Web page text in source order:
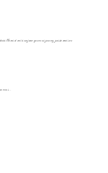
blancs et noirs un jean que vous pouvez passer mais ne
vous…